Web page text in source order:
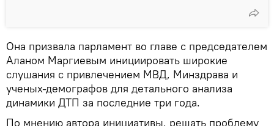
Она призвала парламент во главе с председателем
Аланом Маргиевым инициировать широкие
слушания с привлечением МВД, Минздрава и
ученых-демографов для детального анализа
динамики ДТП за последние три года.
По мнению автора инициативы, решать проблему